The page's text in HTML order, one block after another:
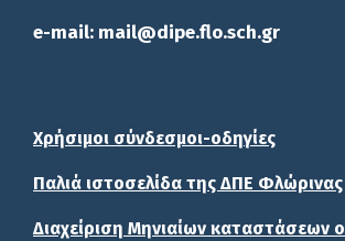
e-mail: mail@dipe.flo.sch.gr
Χρήσιμοι σύνδεσμοι-οδηγίες
Παλιά ιστοσελίδα της ΔΠΕ Φλώρινας
Διαχείριση Μηνιαίων καταστάσεων